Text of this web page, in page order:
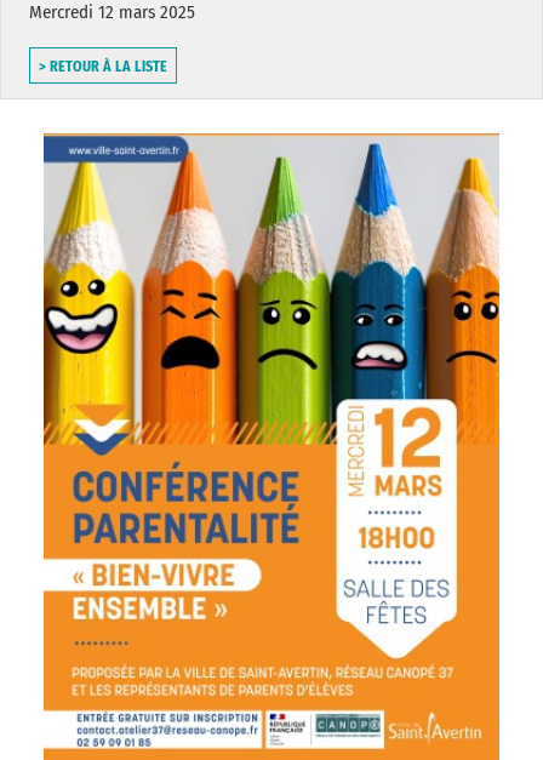
Mercredi 12 mars 2025
> RETOUR À LA LISTE